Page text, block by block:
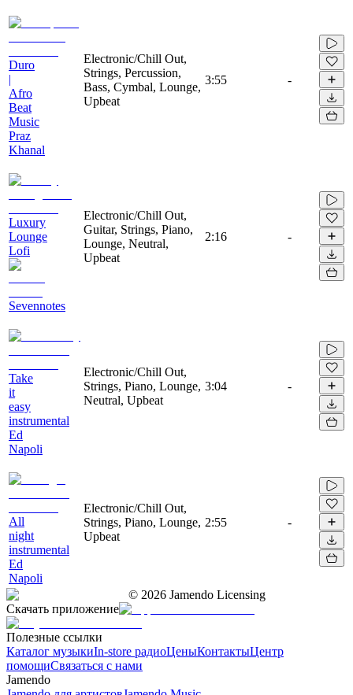
Duro
|
Afro
Beat
Music
Praz
Khanal
Electronic/Chill Out,
Strings, Percussion,
Bass, Cymbal, Lounge,
Upbeat
3:55 -
Luxury
Lounge
Lofi
Sevennotes
Electronic/Chill Out,
Guitar, Strings, Piano,
Lounge, Neutral,
Upbeat
2:16 -
Take
it
easy
instrumental
Ed
Napoli
Electronic/Chill Out,
Strings, Piano, Lounge,
Neutral, Upbeat
3:04 -
All
night
instrumental
Ed
Napoli
Electronic/Chill Out,
Strings, Piano, Lounge,
Upbeat
2:55 -
© 2026 Jamendo Licensing
Скачать приложение
Полезные ссылки
Каталог музыкиIn-store радиоЦеныКонтактыЦентр
помощиСвязаться с нами
Jamendo